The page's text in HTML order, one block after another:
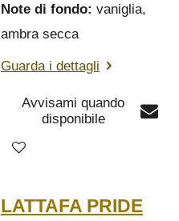
Note di fondo: vaniglia,
ambra secca
Guarda i dettagli
Avvisami quando
disponibile
LATTAFA PRIDE